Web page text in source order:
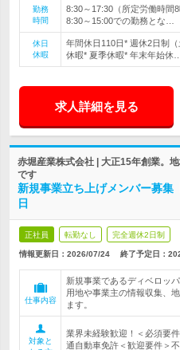
勤務
時間
8:30～17:30（所定労働時間
8:30～15:00での勤務とな…
休日
休暇
年間休日110日* 週休2日制
休暇* 夏季休暇* 年末年始休…
求人詳細を見る
赤堀産業株式会社 | 大正15年創業。
です
新規事業立ち上げメンバー募集
日
正社員 転勤なし 完全週休2日制
情報更新日：2026/07/24 終了予定日：
仕事内容
新規事業であるディベロッ
用地や事業主の情報収集、
ます。
対象と
業界未経験歓迎！＜必須要
通自動車免許＜歓迎要件＞